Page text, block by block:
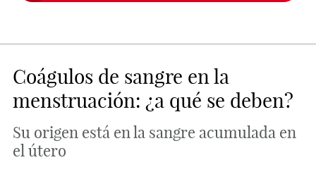
Coágulos de sangre en la
menstruación: ¿a qué se deben?
Su origen está en la sangre acumulada en
el útero